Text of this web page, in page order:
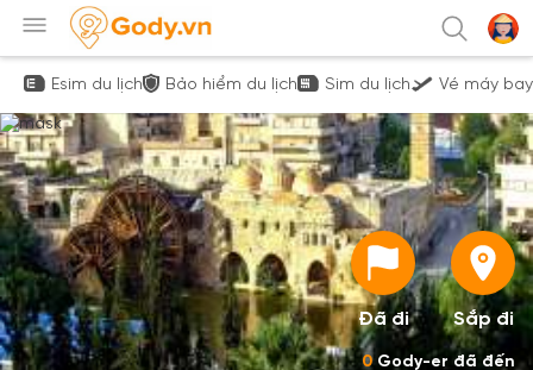
Esim du lịch Bảo hiểm du lịch Sim du lịch Vé máy bay
Đã đi Sắp đi
0Gody-er đã đến